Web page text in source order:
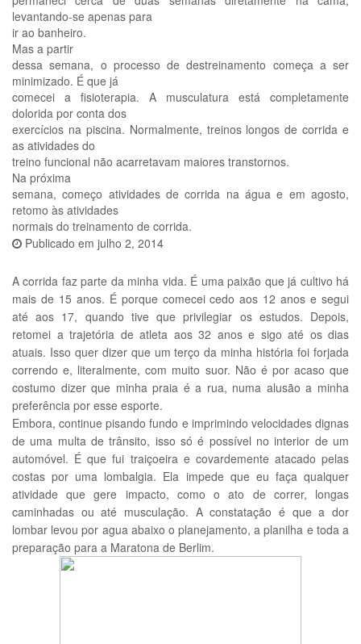
levantando-se apenas para
ir ao banheiro.
Mas a partir
dessa semana, o processo de destreinamento começa a ser
minimizado. É que já
comecei a fisioterapia. A musculatura está completamente
dolorida por conta dos
exercícios na piscina. Normalmente, treinos longos de corrida e
as atividades do
treino funcional não acarretavam maiores transtornos.
Na próxima
semana, começo atividades de corrida na água e em agosto,
retomo às atividades
normais do treinamento de corrida.
Publicado em julho 2, 2014
A corrida faz parte da minha vida. É uma paixão que já cultivo há
mais de 15 anos. É porque comecei cedo aos 12 anos e segui
até aos 17, quando tive que privilegiar os estudos. Depois,
retomei a trajetória de atleta aos 32 anos e sigo até os dias
atuais. Isso quer dizer que um terço da minha história foi forjada
correndo e, literalmente, com muito suor. Não é por acaso que
costumo dizer que minha praia é a rua, numa alusão a minha
preferência por esse esporte.
Embora, continue pisando fundo e imprimindo velocidades dignas
de uma multa de trânsito, isso só é possível no interior de um
automóvel. É que fui traiçoeira e covardemente atacado pelas
costas por uma lombalgia. Ela impede que eu faça qualquer
atividade que gere impacto, como o ato de correr, longas
caminhadas ou até musculação. A constatação é que a dor
lombar levou por agua abaixo o planejamento, a planilha e toda a
preparação para a Maratona de Berlim.